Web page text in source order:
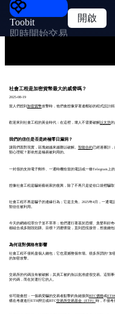
Toobit
即時開始交易
開啟
社會工程是加密貨幣最大的威脅嗎？
2025-08-19
當人們想到加密貨幣攻擊時，他們會想像穿著連帽衫的程式設計
歡迎來到社會工程的黃金時代：在這裡，壞人不需要破解以太坊的
我們的信任是否是終極零日漏洞？
讓我們面對現實，區塊鏈越來越難以破解。 智能合約已經過審計，
類心理呢？那依然是極易被利用的。
一封假的支持電子郵件、一通時機恰當的電話或一條Telegram上
想像社會工程是騙術藝術家的復興，除了不再只是從你口袋裡騙
社會工程不再是騙子的邊緣行為；它是主角。2025年4月，一通
類信任被利用。
今天的網絡犯罪分子並不草率；他們運行著基於恐懼、貪婪和好
都組合成多階段陷阱。目標？消磨懷疑，直到恐慌接管，然後錢包
為何這對價格有影響
社會工程不僅耗盡個人錢包；它也震撼整個市場。很多所謂的“加
的加密攻擊。
交易所的代碼沒有被破解；其員工被釣魚以批准虛假交易。這類
於代碼，而在於運行它的人。
你可能會想：一個易受騙的交易者點擊釣魚鏈接與BTC價格或ETH
構在考慮進行ETH押注或BTC交易所交易基金（ETF） 時，不僅考